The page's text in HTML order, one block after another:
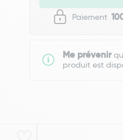
Paiement
Me prévenir
produit est